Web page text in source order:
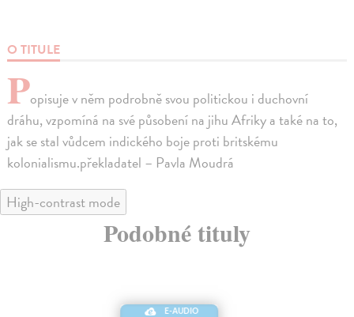
O TITULE
Popisuje v něm podrobně svou politickou i duchovní
dráhu, vzpomíná na své působení na jihu Afriky a také na to,
jak se stal vůdcem indického boje proti britskému
kolonialismu.překladatel – Pavla Moudrá
High-contrast mode
Podobné tituly
E-AUDIO